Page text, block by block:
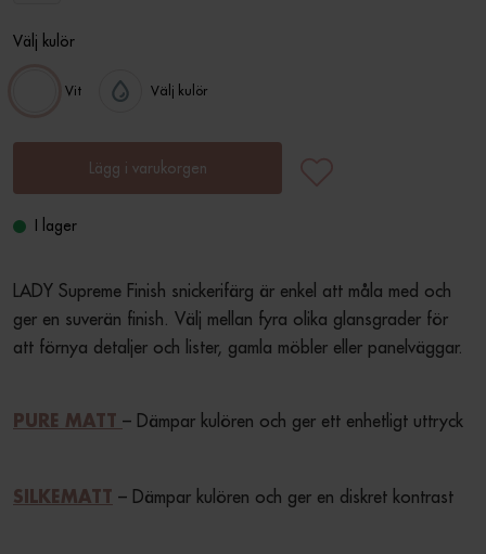
Välj kulör
Vit Välj kulör
Lägg i varukorgen
I lager
LADY Supreme Finish snickerifärg är enkel att måla med och
ger en suverän finish. Välj mellan fyra olika glansgrader för
att förnya detaljer och lister, gamla möbler eller panelväggar.
PURE MATT – Dämpar kulören och ger ett enhetligt uttryck
SILKEMATT – Dämpar kulören och ger en diskret kontrast